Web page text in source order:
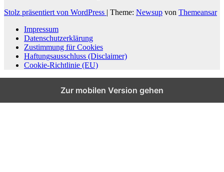
Stolz präsentiert von WordPress | Theme: Newsup von Themeansar
Impressum
Datenschutzerklärung
Zustimmung für Cookies
Haftungsausschluss (Disclaimer)
Cookie-Richtlinie (EU)
Zur mobilen Version gehen